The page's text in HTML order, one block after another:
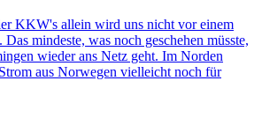
KKW's allein wird uns nicht vor einem
mindeste, was noch geschehen müsste,
wieder ans Netz geht. Im Norden
aus Norwegen vielleicht noch für